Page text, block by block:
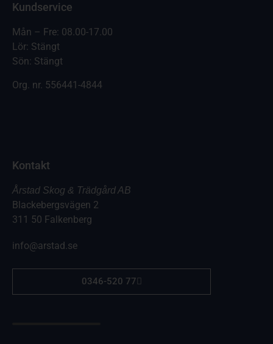
Kundservice
Mån – Fre: 08.00-17.00
Lör: Stängt
Sön: Stängt
Org. nr. 556441-4844
Kontakt
Årstad Skog & Trädgård AB
Blackebergsvägen 2
311 50 Falkenberg
info@arstad.se
0346-520 77